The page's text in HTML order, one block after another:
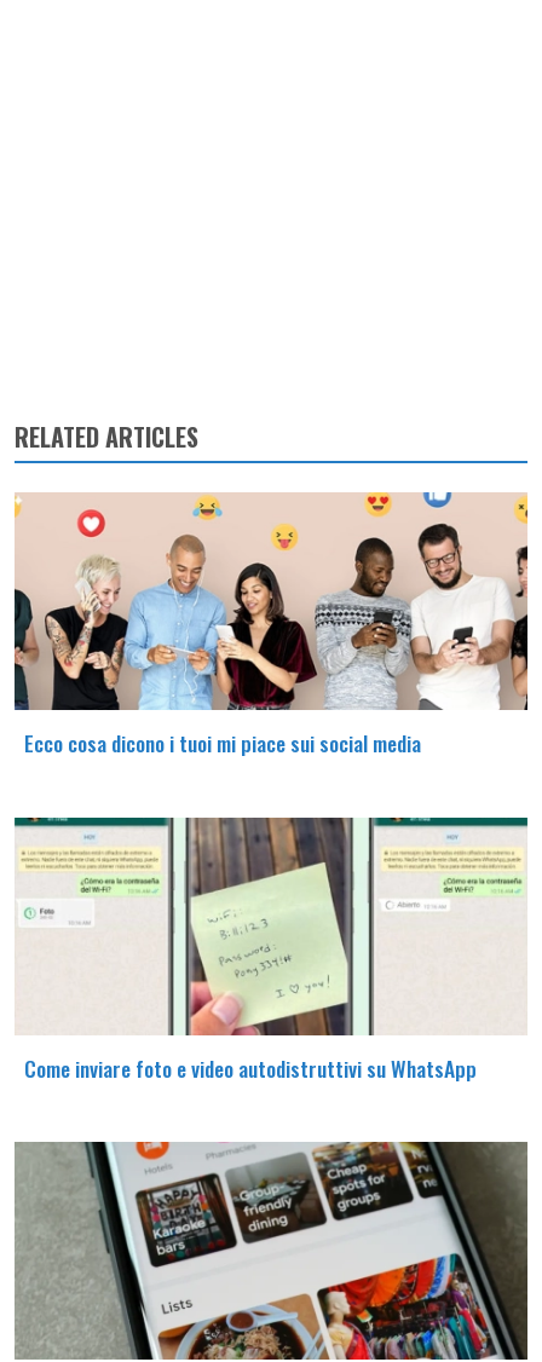
RELATED ARTICLES
Ecco cosa dicono i tuoi mi piace sui social media
Come inviare foto e video autodistruttivi su WhatsApp